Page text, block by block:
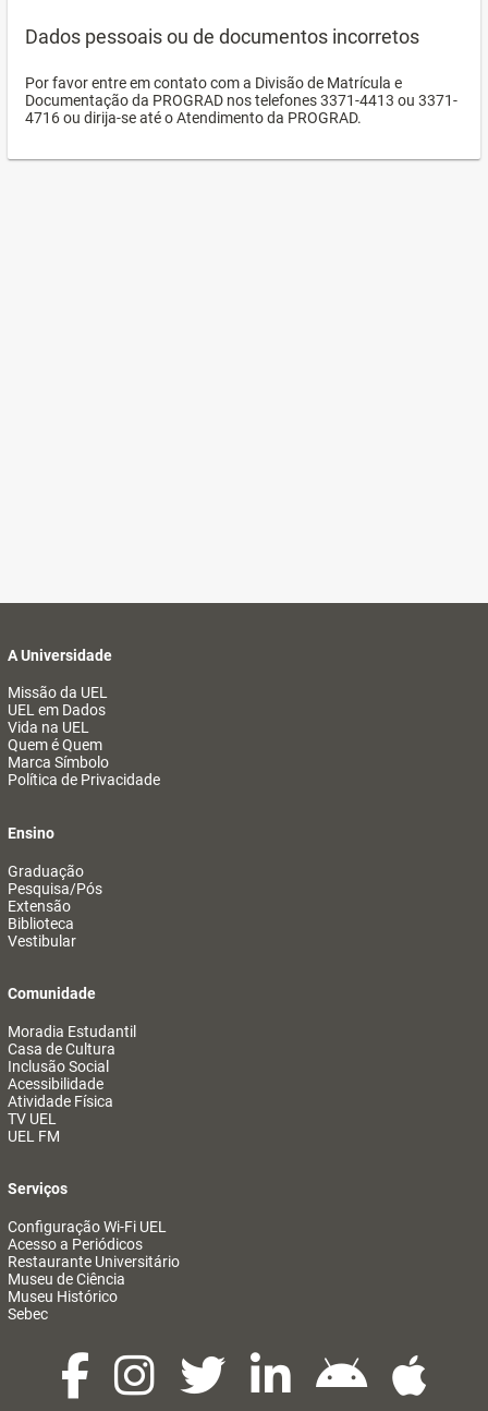
Dados pessoais ou de documentos incorretos
Por favor entre em contato com a Divisão de Matrícula e
Documentação da PROGRAD nos telefones 3371-4413 ou 3371-
4716 ou dirija-se até o Atendimento da PROGRAD.
A Universidade
Missão da UEL
UEL em Dados
Vida na UEL
Quem é Quem
Marca Símbolo
Política de Privacidade
Ensino
Graduação
Pesquisa/Pós
Extensão
Biblioteca
Vestibular
Comunidade
Moradia Estudantil
Casa de Cultura
Inclusão Social
Acessibilidade
Atividade Física
TV UEL
UEL FM
Serviços
Configuração Wi-Fi UEL
Acesso a Periódicos
Restaurante Universitário
Museu de Ciência
Museu Histórico
Sebec